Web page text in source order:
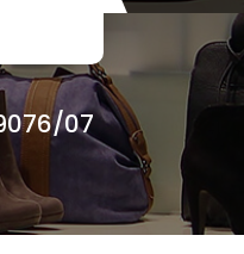
07